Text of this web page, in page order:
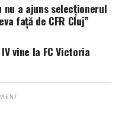
nu a ajuns selecționerul
față de CFR Cluj”
vine la FC Victoria